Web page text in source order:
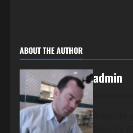
ABOUT THE AUTHOR
admin